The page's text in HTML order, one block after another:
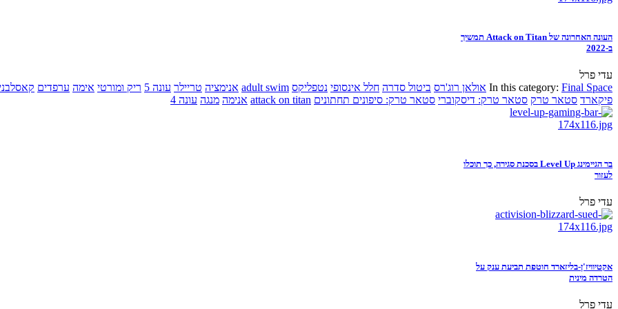
העונה האחרונה של Attack on Titan תמשיך
ב-2022
עדי פרל
In this category: Final Space אולאן רוג'רס ביטול סדרה חלל אינסופי נטפליקס adult swim אנימציה טריילר עונה 5 ריק ומורטי אימה ערפדים
פיקארד סטאר טרק סטאר טרק: דיסקוברי סטאר טרק: סיפונים תחתונים attack on titan אנימה מנגה עונה 4
בר הגיימינג Level Up בסכנת סגירה, כך תוכלו
לעזור
עדי פרל
אקטיוויז'ן-בליזארד חוטפת תביעת ענק על
הטרדה מינית
עדי פרל